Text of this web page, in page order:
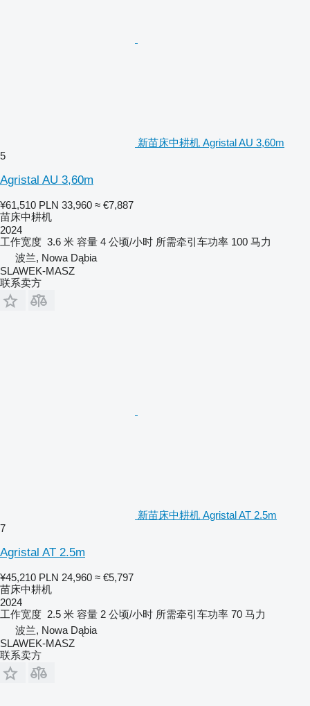
新苗床中耕机 Agristal AU 3,60m
5
Agristal AU 3,60m
¥61,510 PLN 33,960 ≈ €7,887
苗床中耕机
2024
工作宽度 3.6 米 容量 4 公顷/小时 所需牵引车功率 100 马力
波兰, Nowa Dąbia
SLAWEK-MASZ
联系卖方
新苗床中耕机 Agristal AT 2.5m
7
Agristal AT 2.5m
¥45,210 PLN 24,960 ≈ €5,797
苗床中耕机
2024
工作宽度 2.5 米 容量 2 公顷/小时 所需牵引车功率 70 马力
波兰, Nowa Dąbia
SLAWEK-MASZ
联系卖方